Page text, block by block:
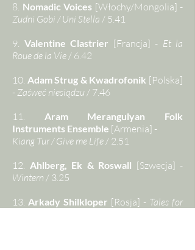
8. Nomadic Voices [Włochy/Mongolia] -
Zudni Gobi / Uni Stella / 5.41
9. Valentine Clastrier [Francja] - Et la
Roue de la Vie/ 6.42
10. Adam Strug & Kwadrofonik [Polska]
-Zaśweć niesiądzu/ 7.46
11. Aram Merangulyan Folk
Instruments Ensemble [Armenia] -
Kiang Tur / Give me Life/ 2.51
12. Ahlberg, Ek & Roswall [Szwecja] -
Wintern / 3.25
13. Arkady Shilkloper [Rosja] - Tales for